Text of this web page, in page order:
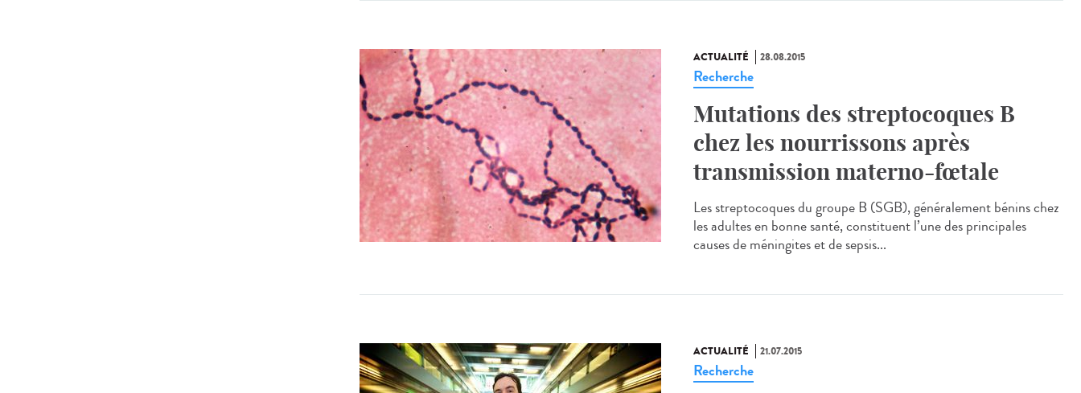
ACTUALITÉ 28.08.2015
Recherche
Mutations des streptocoques B
chez les nourrissons après
transmission materno-fœtale
Les streptocoques du groupe B (SGB), généralement bénins chez
les adultes en bonne santé, constituent l’une des principales
causes de méningites et de sepsis...
ACTUALITÉ 21.07.2015
Recherche